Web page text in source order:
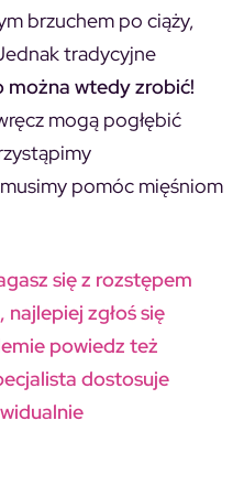
brzuchem po ciąży,
tradycyjne
można wtedy zrobić!
mogą pogłębić
pomóc mięśniom
się z rozstępem
zgłoś się
powiedz też
dostosuje